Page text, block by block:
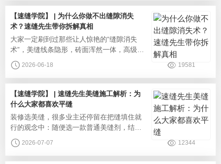
多人觉得美缝都有毒性，其实只有劣质产品
才会添加甲醛、苯系物等廉价助剂。速缝先
生坚原料零添加底线，各项环保检测全部达
标，有害物质未检出，远严于国标限
【速缝学院】 | 为什么你做不出缝隙消失
术？速缝先生带你拆解真相
‌大家一定刷到过那些让人惊艳的“缝隙消失
术”，美缝线条隐形，砖面浑然一体，高级感
直接拉满。但自己家施工后效果却完全不
同，怎么看都达不到无缝质感。其实这并不
觉艺术。速缝先生就从更多面的视角，为你
揭开缝隙消失术的真相。配色的基础阶段：
色卡对比很多业主和师傅，还是习惯用肉眼
拿着色卡和瓷砖对比颜色，但肉眼
2026-06-18 19581
【速缝学院】 | 速缝先生美缝施工解析：为
什么大家都喜欢平缝
‌装修选美缝，很多业主还停留在把缝填住就
行的观念中：随便选一款普通美缝剂，结果
还没入住可能就出了问题。一看各种平台
上，大家都晒的是无缝感网红家装，氛围感
2026-07-07 12344